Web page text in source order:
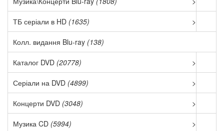
ТБ серіали в HD (1635) >
Колл. видання Blu-ray (138)
Каталог DVD (20778) >
Серіали на DVD (4899) >
Концерти DVD (3048) >
Музика CD (5994) >